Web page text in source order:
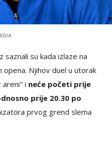
saznali su kada izlaze na
Njihov duel u utorak
areni" i neće početi prije
prije 20.30 po
prvog grend slema